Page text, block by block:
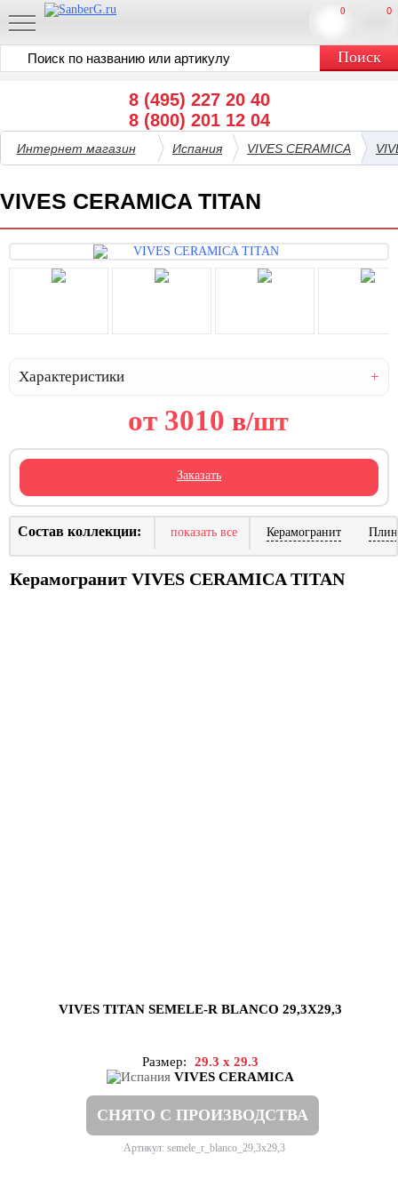
8 (495) 227 20 40
8 (800) 201 12 04
0
0
Интернет магазин Испания VIVES CERAMICA
VIVES CERAMICA TITAN
Характеристики
от 3010 в/шт
Заказать
Состав коллекции: показать все Керамогранит
Керамогранит VIVES CERAMICA TITAN
VIVES TITAN SEMELE-R BLANCO 29,3X29,3
Размер:
29.3 x 29.3
VIVES CERAMICA
СНЯТО С ПРОИЗВОДСТВА
Артикул: semele_r_blanco_29,3x29,3